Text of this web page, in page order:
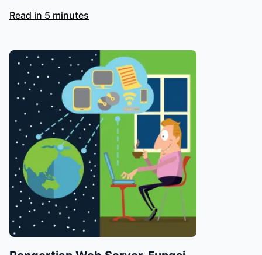
Read in 5 minutes